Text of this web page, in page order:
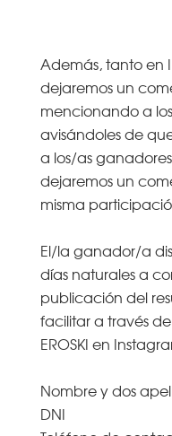
Además, tanto en
dejaremos un
mencionando a
avisándoles de
a los/as
dejaremos un
misma
El/la ganador/a
días naturales a
publicación del
facilitar a través
EROSKI en
Nombre y dos
DNI